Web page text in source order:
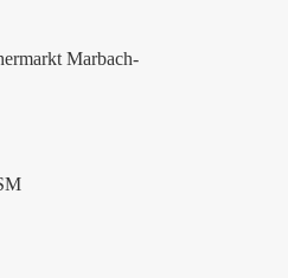
Marbach-